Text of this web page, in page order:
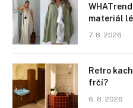
materiál
7. 8. 2026
Retro
frčí?
6. 8. 2026